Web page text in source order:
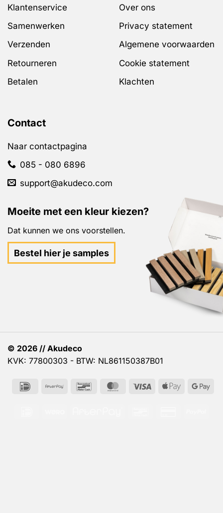
Klantenservice
Samenwerken
Verzenden
Retourneren
Betalen
Over ons
Privacy statement
Algemene voorwaarden
Cookie statement
Klachten
Contact
Naar contactpagina
085 - 080 6896
support@akudeco.com
Moeite met een kleur kiezen?
Dat kunnen we ons voorstellen.
Bestel hier je samples
© 2026 // Akudeco
KVK: 77800303 - BTW: NL861150387B01
IDeal AfterPay BancontactMasterCard
Visa
Apple